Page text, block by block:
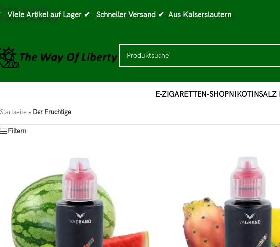
Skip to navigation
Skip to main content
Viele Artikel auf Lager ✔ Schneller Versand ✔ Aus Kaiserslautern
E-ZIGARETTEN-SHOPNIKOTINSALZ
Startseite » Der Fruchtige
Filtern